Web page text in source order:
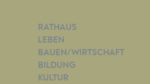
RATHAUS
LEBEN
BAUEN/WIRTSCHAFT
BILDUNG
KULTUR